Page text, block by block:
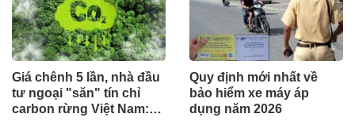
Giá chênh 5 lần, nhà đầu
tư ngoại "săn" tín chỉ
carbon rừng Việt Nam:
Quy định mới nhất về
bảo hiểm xe máy áp
dụng năm 2026